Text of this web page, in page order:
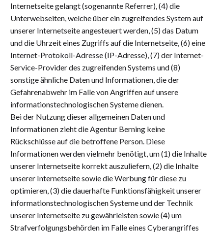
Internetseite gelangt (sogenannte Referrer), (4) die
Unterwebseiten, welche über ein zugreifendes System auf
unserer Internetseite angesteuert werden, (5) das Datum
und die Uhrzeit eines Zugriffs auf die Internetseite, (6) eine
Internet-Protokoll-Adresse (IP-Adresse), (7) der Internet-
Service-Provider des zugreifenden Systems und (8)
sonstige ähnliche Daten und Informationen, die der
Gefahrenabwehr im Falle von Angriffen auf unsere
informationstechnologischen Systeme dienen.
Bei der Nutzung dieser allgemeinen Daten und
Informationen zieht die Agentur Berning keine
Rückschlüsse auf die betroffene Person. Diese
Informationen werden vielmehr benötigt, um (1) die Inhalte
unserer Internetseite korrekt auszuliefern, (2) die Inhalte
unserer Internetseite sowie die Werbung für diese zu
optimieren, (3) die dauerhafte Funktionsfähigkeit unserer
informationstechnologischen Systeme und der Technik
unserer Internetseite zu gewährleisten sowie (4) um
Strafverfolgungsbehörden im Falle eines Cyberangriffes